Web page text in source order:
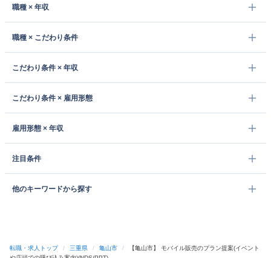
職種 × 年収
職種 × こだわり条件
こだわり条件 × 年収
こだわり条件 × 雇用形態
雇用形態 × 年収
注目条件
他のキーワードから探す
転職・求人トップ / 三重県 / 亀山市 /
【亀山市】 モバイル販売のプラン提案(イベント